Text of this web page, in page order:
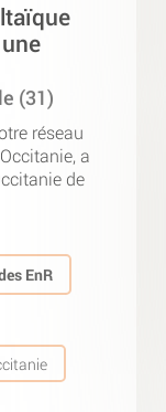
(31)
réseau
a
de
EnR